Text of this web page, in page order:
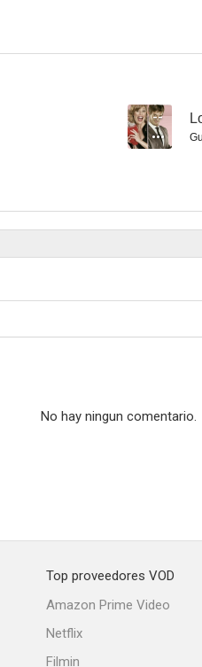
--
No hay ningun comentario.
Top proveedores VOD
Amazon Prime Video
Netflix
Filmin